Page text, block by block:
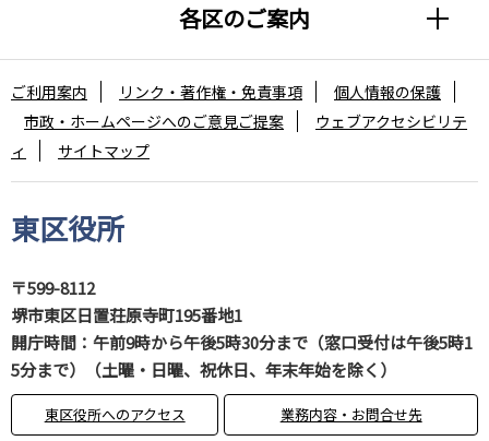
各区のご案内
東区役所
〒599-8112
堺市東区日置荘原寺町195番地1
開庁時間：午前9時から午後5時30分まで（窓口受付は午後5時1
5分まで）（土曜・日曜、祝休日、年末年始を除く）
東区役所へのアクセス 業務内容・お問合せ先
ご利用案内 リンク・著作権・免責事項
個人情報の保護
市政・ホームページへのご意見ご提案
ウェブアクセシビリテ
ィ
サイトマップ